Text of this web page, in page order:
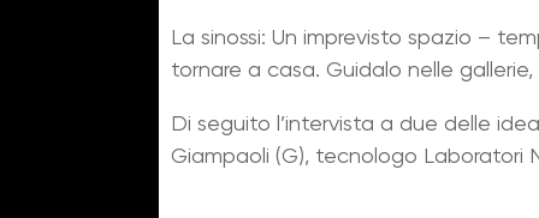
La sinossi: Un imprevisto spazio –
tornare a casa. Guidalo nelle
Di seguito l’intervista a due delle
Giampaoli (G), tecnologo Laboratori